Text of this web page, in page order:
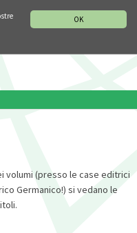
OK
volumi (presso le case editrici
Germanico!) si vedano le